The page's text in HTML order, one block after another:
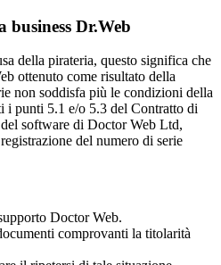
Dr.Web
della pirateria, questo significa che
ottenuto come risultato della
non soddisfa più le condizioni della
i punti 5.1 e/o 5.3 del Contratto di
software di Doctor Web Ltd,
del numero di serie
Doctor Web.
comprovanti la titolarità